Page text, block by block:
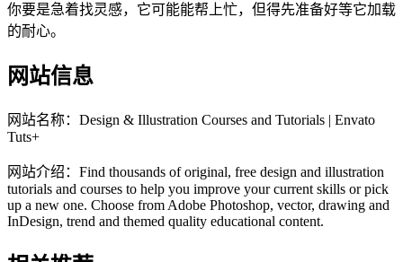
你要是急着找灵感，它可能能帮上忙，但得先准备好等它加载
的耐心。
网站信息
网站名称： Design & Illustration Courses and Tutorials | Envato
Tuts+
网站介绍： Find thousands of original, free design and illustration
tutorials and courses to help you improve your current skills or pick
up a new one. Choose from Adobe Photoshop, vector, drawing and
InDesign, trend and themed quality educational content.